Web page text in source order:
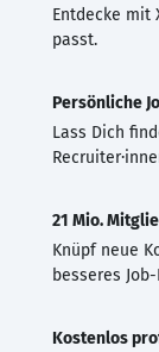
Entdecke mit
passt.
Persönliche
Lass Dich
21 Mio.
Knüpf neue
besseres
Kostenlos